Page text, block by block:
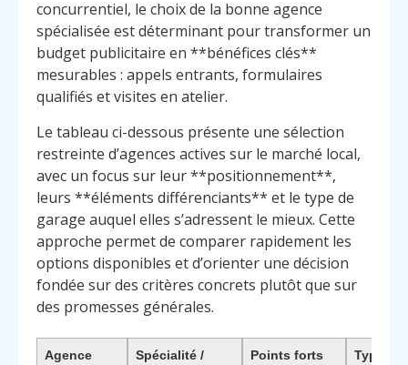
concurrentiel, le choix de la bonne agence
spécialisée est déterminant pour transformer un
budget publicitaire en **bénéfices clés**
mesurables : appels entrants, formulaires
qualifiés et visites en atelier.
Le tableau ci-dessous présente une sélection
restreinte d’agences actives sur le marché local,
avec un focus sur leur **positionnement**,
leurs **éléments différenciants** et le type de
garage auquel elles s’adressent le mieux. Cette
approche permet de comparer rapidement les
options disponibles et d’orienter une décision
fondée sur des critères concrets plutôt que sur
des promesses générales.
Agence
Spécialité /
Points forts
Type de